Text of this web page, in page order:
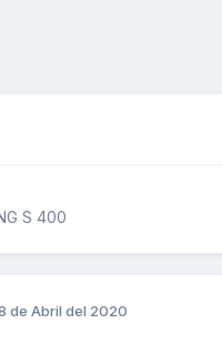
S 400
de Abril del 2020